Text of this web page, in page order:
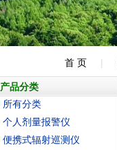
首 页 |
产品分类
所有分类
个人剂量报警仪
便携式辐射巡测仪